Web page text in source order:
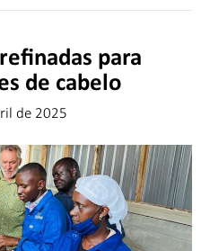
para
de cabelo
de 2025